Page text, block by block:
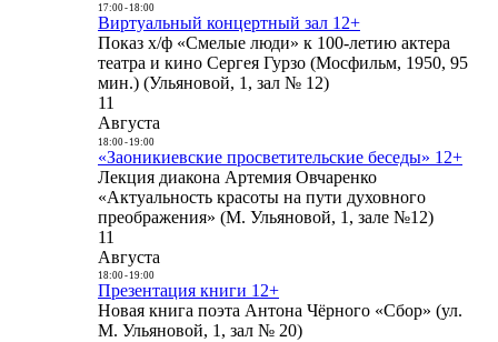
17:00- 18:00
Виртуальный концертный зал 12+
Показ х/ф «Смелые люди» к 100-летию актера
театра и кино Сергея Гурзо (Мосфильм, 1950, 95
мин.) (Ульяновой, 1, зал № 12)
11
Августа
18:00- 19:00
«Заоникиевские просветительские беседы» 12+
Лекция диакона Артемия Овчаренко
«Актуальность красоты на пути духовного
преображения» (М. Ульяновой, 1, зале №12)
11
Августа
18:00- 19:00
Презентация книги 12+
Новая книга поэта Антона Чёрного «Сбор» (ул.
М. Ульяновой, 1, зал № 20)